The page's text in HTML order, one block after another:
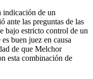
indicación de un
ante las preguntas de las
bajo estricto control de un
buen juez en causa
de que Melchor
esta combinación de